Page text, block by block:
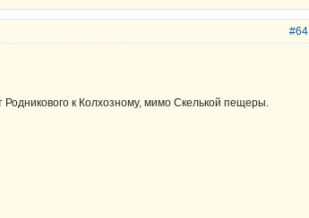
#64
к Колхозному, мимо Скелькой пещеры.